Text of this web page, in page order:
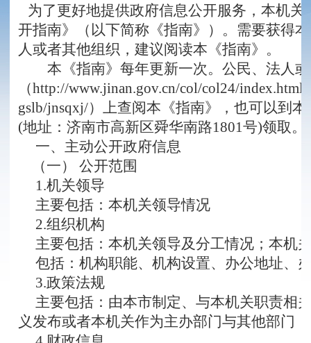
为了更好地提供政府信息公开服务，本机
开指南》（以下简称《指南》）。需要获得
人或者其他组织，建议阅读本《指南》。
本《指南》每年更新一次。公民、法人
（http://www.jinan.gov.cn/col/col24/
gslb/jnsqxj/）上查阅本《指南》，也可以到
(地址：济南市高新区舜华南路1801号)领取。
一、主动公开政府信息
（一）
公开范围
1.机关领导
主要包括：本机关领导情况
2.组织机构
主要包括：本机关领导及分工情况；本机
包括：机构职能、机构设置、办公地址、
3.政策法规
主要包括：由本市制定、与本机关职责相
义发布或者本机关作为主办部门与其他部门